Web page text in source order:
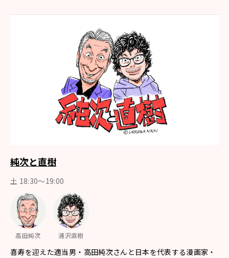
純次と直樹
土 18:30〜19:00
高田純次 浦沢直樹
喜寿を迎えた適当男・高田純次さんと日本を代表する漫画家・